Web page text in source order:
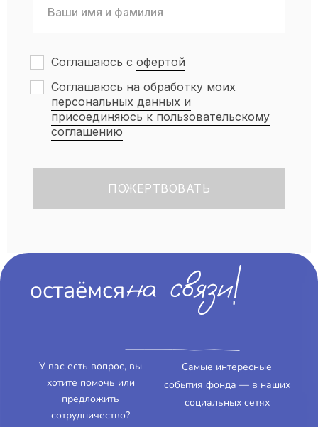
Соглашаюсь с офертой
Соглашаюсь на обработку моих
персональных данных и
присоединяюсь к пользовательскому
соглашению
остаёмсяна связи!
У вас есть вопрос, вы
хотите помочь или
предложить
сотрудничество?
Самые интересные
события фонда — в наших
социальных сетях